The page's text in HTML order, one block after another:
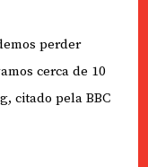
perder
cerca de 10
citado pela BBC